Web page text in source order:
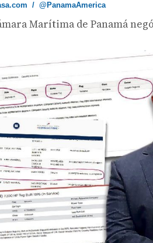
/@PanamaAmerica
Marítima de Panamá